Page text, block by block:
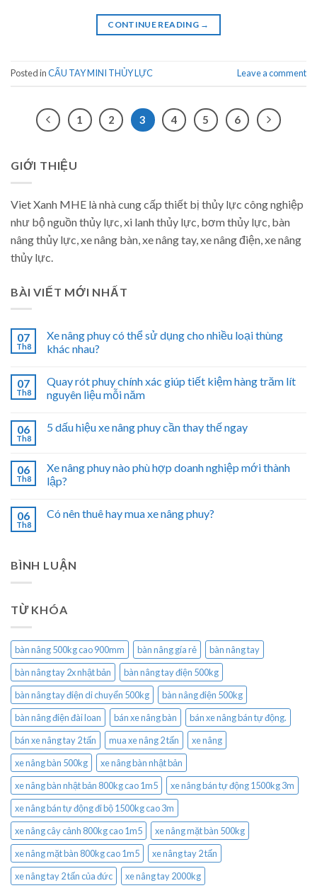
CONTINUE READING →
Posted inCẨU TAY MINI THỦY LỰC Leave a comment
1 2 3 4 5 6
GIỚI THIỆU
Viet Xanh MHE là nhà cung cấp thiết bị thủy lực công nghiệp
như bộ nguồn thủy lực, xi lanh thủy lực, bơm thủy lực, bàn
nâng thủy lực, xe nâng bàn, xe nâng tay, xe nâng điện, xe nâng
thủy lực.
BÀI VIẾT MỚI NHẤT
07
Th8
Xe nâng phuy có thể sử dụng cho nhiều loại thùng
khác nhau?
07
Th8
Quay rót phuy chính xác giúp tiết kiệm hàng trăm lít
nguyên liệu mỗi năm
06
Th8
5 dấu hiệu xe nâng phuy cần thay thế ngay
06
Th8
Xe nâng phuy nào phù hợp doanh nghiệp mới thành
lập?
06
Th8
Có nên thuê hay mua xe nâng phuy?
BÌNH LUẬN
TỪ KHÓA
bàn nâng 500kg cao 900mm bàn nâng gía rẻ
bàn nâng tay
bàn nâng tay 2x nhật bản
bàn nâng tay điện 500kg
bàn nâng tay điện di chuyển 500kg
bàn nâng điện 500kg
bàn nâng điện đài loan
bán xe nâng bàn
bán xe nâng bán tự động.
bán xe nâng tay 2 tấn
mua xe nâng 2 tấn
xe nâng
xe nâng bàn 500kg
xe nâng bàn nhật bản
xe nâng bàn nhật bản 800kg cao 1m5
xe nâng bán tự động 1500kg 3m
xe nâng bán tự động đi bộ 1500kg cao 3m
xe nâng cây cảnh 800kg cao 1m5
xe nâng mặt bàn 500kg
xe nâng mặt bàn 800kg cao 1m5
xe nâng tay 2 tấn
xe nâng tay 2 tấn của đức
xe nâng tay 2000kg